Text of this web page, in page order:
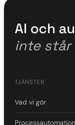
AI och
inte står
TJÄNSTER
Vad vi gör
Processautomation